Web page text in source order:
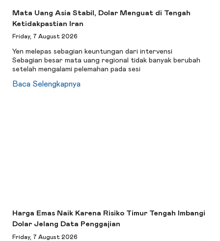
Mata Uang Asia Stabil, Dolar Menguat di Tengah
Ketidakpastian Iran
Friday, 7 August 2026
Yen melepas sebagian keuntungan dari intervensi
Sebagian besar mata uang regional tidak banyak berubah
setelah mengalami pelemahan pada sesi
Baca Selengkapnya
Harga Emas Naik Karena Risiko Timur Tengah Imbangi
Dolar Jelang Data Penggajian
Friday, 7 August 2026